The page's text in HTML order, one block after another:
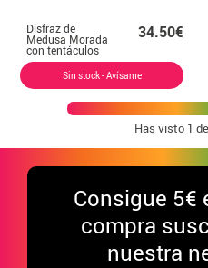
Disfraz de
Medusa Morada
con tentáculos
para mujer
34.50€
Sin stock - Avísame
Has visto 1
Consigue 5€
compra
nuestra